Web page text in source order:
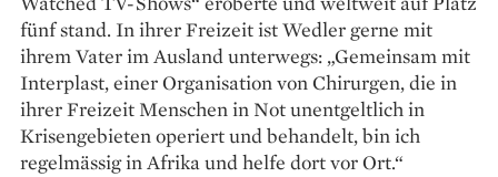
fünf stand. In ihrer Freizeit ist Wedler gerne mit
ihrem Vater im Ausland unterwegs: „Gemeinsam mit
Interplast, einer Organisation von Chirurgen, die in
ihrer Freizeit Menschen in Not unentgeltlich in
Krisengebieten operiert und behandelt, bin ich
regelmässig in Afrika und helfe dort vor Ort.“